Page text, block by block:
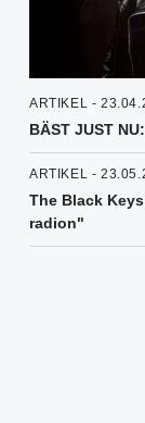
ARTIKEL -
BÄST JUST
ARTIKEL -
The Black
radion"